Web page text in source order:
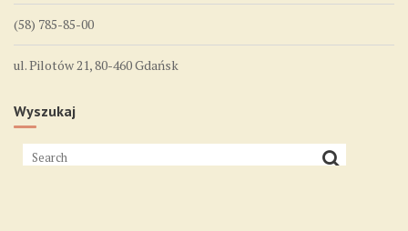
(58) 785-85-00
ul. Pilotów 21, 80-460 Gdańsk
Wyszukaj